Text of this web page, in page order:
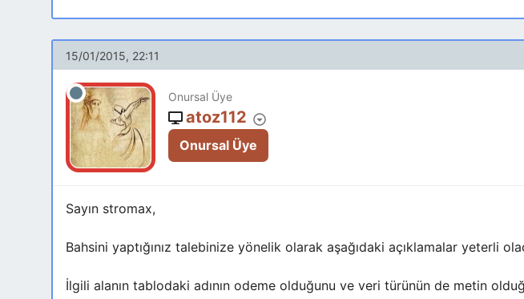
15/01/2015, 22:11
Onursal Üye
atoz112
Onursal Üye
Sayın stromax,
Bahsini yaptığınız talebinize yönelik olarak aşağıdaki açıklamalar yeterli
İlgili alanın tablodaki adının odeme olduğunu ve veri türünün de metin